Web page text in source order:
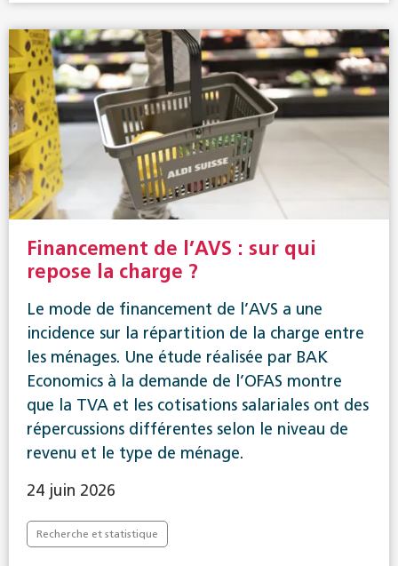
Financement de l’AVS : sur qui
repose la charge ?
Le mode de financement de l’AVS a une
incidence sur la répartition de la charge entre
les ménages. Une étude réalisée par BAK
Economics à la demande de l’OFAS montre
que la TVA et les cotisations salariales ont des
répercussions différentes selon le niveau de
revenu et le type de ménage.
24 juin 2026
Recherche et statistique